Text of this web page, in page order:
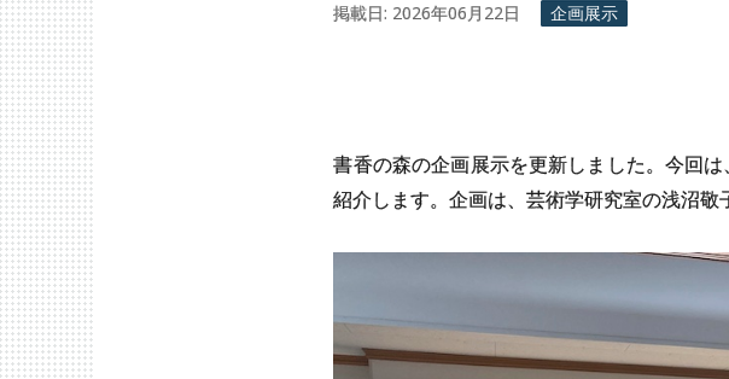
掲載日: 2026年06月22日 企画展示
書香の森の企画展示を更新しました。今回
紹介します。企画は、芸術学研究室の浅沼敬